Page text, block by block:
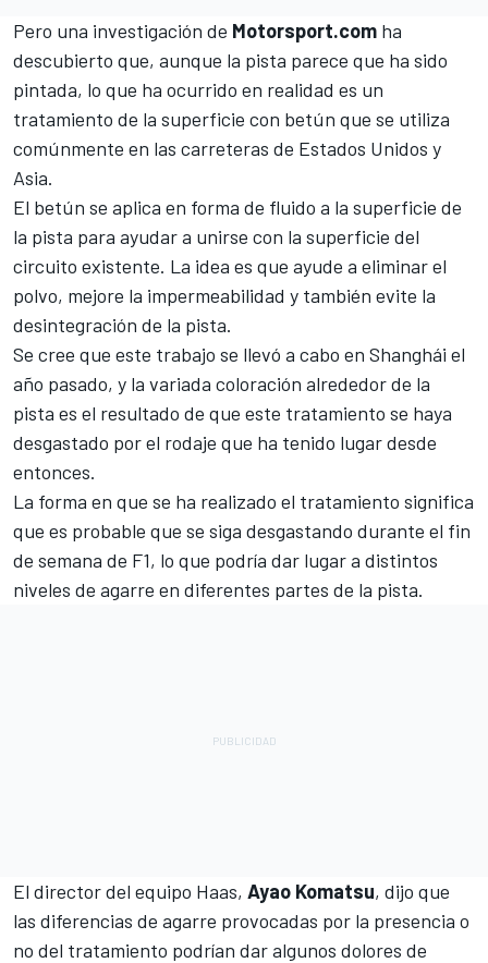
Pero una investigación de Motorsport.com ha
descubierto que, aunque la pista parece que ha sido
pintada, lo que ha ocurrido en realidad es un
tratamiento de la superficie con betún que se utiliza
comúnmente en las carreteras de Estados Unidos y
Asia.
El betún se aplica en forma de fluido a la superficie de
la pista para ayudar a unirse con la superficie del
circuito existente. La idea es que ayude a eliminar el
polvo, mejore la impermeabilidad y también evite la
desintegración de la pista.
Se cree que este trabajo se llevó a cabo en Shanghái el
año pasado, y la variada coloración alrededor de la
pista es el resultado de que este tratamiento se haya
desgastado por el rodaje que ha tenido lugar desde
entonces.
La forma en que se ha realizado el tratamiento significa
que es probable que se siga desgastando durante el fin
de semana de F1, lo que podría dar lugar a distintos
niveles de agarre en diferentes partes de la pista.
El director del equipo Haas, Ayao Komatsu, dijo que
las diferencias de agarre provocadas por la presencia o
no del tratamiento podrían dar algunos dolores de